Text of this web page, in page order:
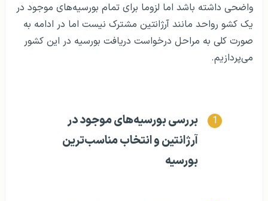
واضحی داشته باشد اما لزوما برای تمام بورسیه‌های موجود در
یک کشو رواحد مانند آرژانتین مشترک نیست اما در ادامه به
صورت کلی به مراحل درخواست دریافت بورسیه در این کشور
می‌پردازیم.
بررسی بورسیه‌های موجود در
آرژانتین و انتخاب مناسب‌ترین
بورسیه